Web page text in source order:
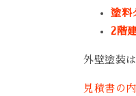
塗料
2階
外壁塗装
見積書の